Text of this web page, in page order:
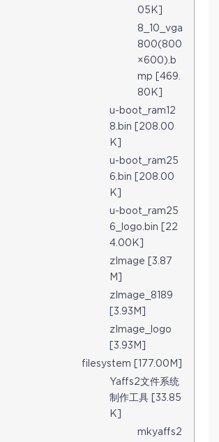
05K]
8_10_vga
800(800
×600).b
mp [469.
80K]
u-boot_ram12
8.bin [208.00
K]
u-boot_ram25
6.bin [208.00
K]
u-boot_ram25
6_logo.bin [22
4.00K]
zImage [3.87
M]
zImage_8189
[3.93M]
zImage_logo
[3.93M]
filesystem [177.00M]
Yaffs2文件系统
制作工具 [33.85
K]
mkyaffs2